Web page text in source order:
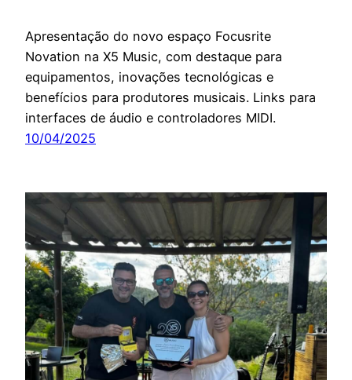
Apresentação do novo espaço Focusrite
Novation na X5 Music, com destaque para
equipamentos, inovações tecnológicas e
benefícios para produtores musicais. Links para
interfaces de áudio e controladores MIDI.
10/04/2025